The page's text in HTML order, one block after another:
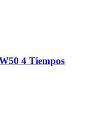
4 Tiempos